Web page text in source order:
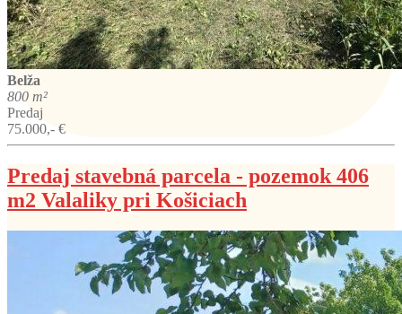
Belža
800 m²
Predaj
75.000,- €
Predaj stavebná parcela - pozemok 406
m2 Valaliky pri Košiciach